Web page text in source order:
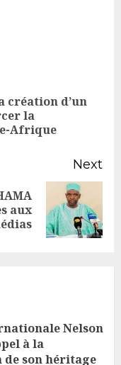
création d’un
la
Afrique
Next
aux
Nelson
à la
son héritage